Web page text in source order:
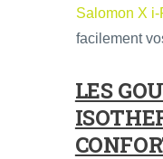
Salomon X i-
facilement
LES